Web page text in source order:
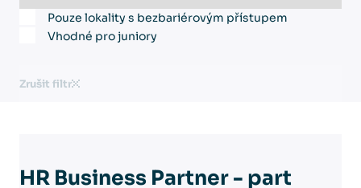
Pouze lokality s bezbariérovým přístupem
Vhodné pro juniory
Zrušit filtr
HR Business Partner - part